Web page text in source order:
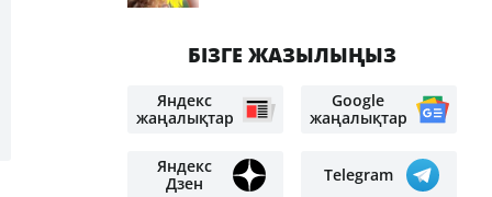
БІЗГЕ ЖАЗЫЛЫҢЫЗ
Яндекс
жаңалықтар
Google
жаңалықтар
Яндекс
Дзен
Telegram